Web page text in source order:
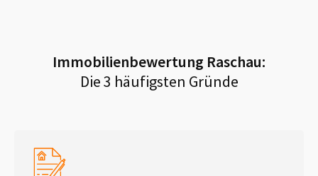
Immobilienbewertung Raschau:
Die 3 häufigsten Gründe